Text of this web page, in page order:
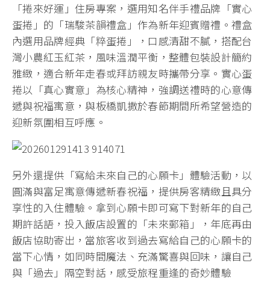
「捲來好運」住房專案，選用知名伴手禮品牌「實心
蛋捲」的「瑞駿茶韻禮盒」作為新年迎賓贈禮。禮盒
內選用品牌經典「粹蛋捲」，口感清甜不膩，搭配台
灣小農紅玉紅茶，風味溫潤平衡，整體包裝設計簡約
雅緻，適合新年走春或拜訪親友時攜帶分享。實心蛋
捲以「真心實意」為核心精神，強調送禮時的心意傳
遞與祝福寓意，與板橋凱撒於春節期間所希望營造的
迎新氛圍相互呼應。
另外還提供「寫給未來自己的心願卡」體驗活動，以
圓滿與富足寓意傳遞新春祝福，提供房客精緻且具分
享性的入住體驗。拿到心願卡即可寫下對新年的自己
期許話語，投入飯店設置的「未來郵箱」，年底再由
飯店協助寄出，當旅客收到過去寫給自己的心願卡的
當下心情，如同時間魔法、充滿驚喜與回味，讓自己
與「過去」隔空對話，感受旅程重逢的奇妙體驗